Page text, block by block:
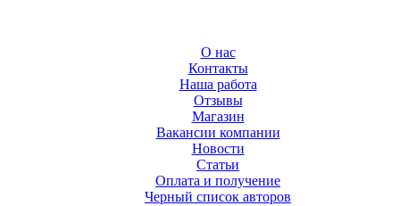
О нас
Контакты
Наша работа
Отзывы
Магазин
Вакансии компании
Новости
Статьи
Оплата и получение
Черный список авторов